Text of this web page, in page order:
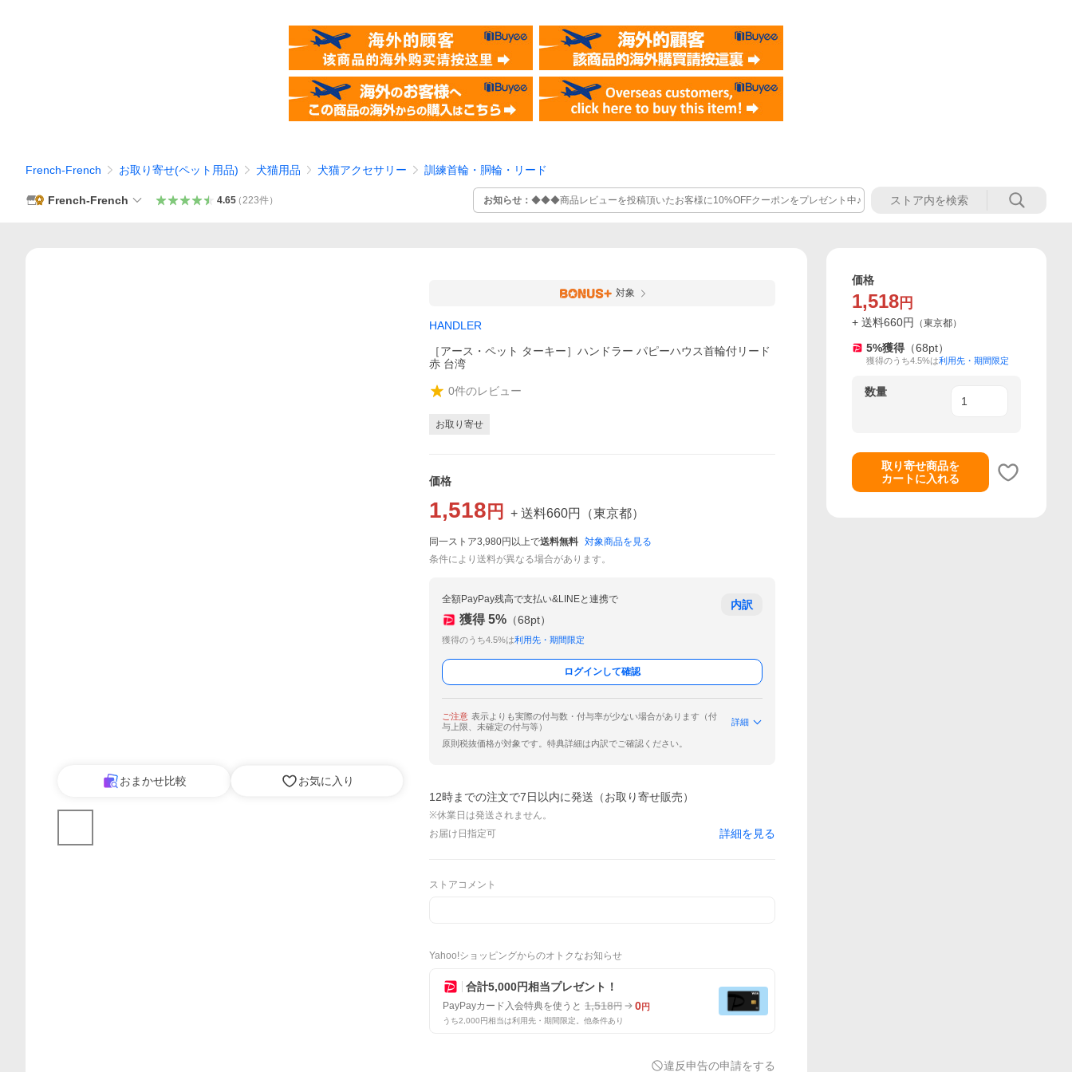
French-French お取り寄せ(ペット用品) 犬猫用品 犬猫アクセサリー 訓練首輪・胴輪・リード
French-French 4.65（223件） お知らせ： ◆◆◆商品レビューを投稿頂いたお客様に10%OFFクーポンをプレゼント中♪
おまかせ比較 お気に入り
対象
HANDLER
［アース・ペット ターキー］ハンドラー パピーハウス首輪付リード
赤 台湾
0件のレビュー
お取り寄せ
価格
1,518 円 + 送料660円 （東京都）
同一ストア3,980円以上で送料無料 対象商品を見る
条件により送料が異なる場合があります。
全額PayPay残高で支払い&LINEと連携で
獲得 5% （68pt）
獲得のうち4.5%は利用先・期間限定
内訳
ログインして確認
ご注意 表示よりも実際の付与数・付与率が少ない場合があります（付
与上限、未確定の付与等）
詳細
原則税抜価格が対象です。特典詳細は内訳でご確認ください。
12時までの注文で7日以内に発送（お取り寄せ販売）
※休業日は発送されません。
お届け日指定可
詳細を見る
ストアコメント
Yahoo!ショッピングからのオトクなお知らせ
合計5,000円相当プレゼント！
PayPayカード入会特典を使うと 1,518円 0円
うち2,000円相当は利用先・期間限定。他条件あり
違反申告の申請をする
価格
1,518 円
+ 送料660円 （東京都）
5%獲得 （68pt）
獲得のうち4.5%は利用先・期間限定
数量
取り寄せ商品を
カートに入れる